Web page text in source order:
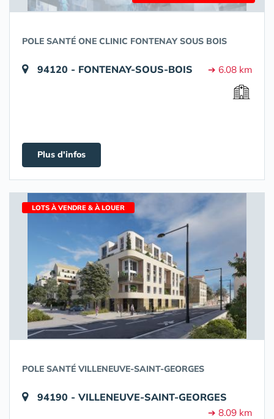
POLE SANTÉ ONE CLINIC FONTENAY SOUS BOIS
94120 - FONTENAY-SOUS-BOIS ➔ 6.08 km
Plus d'infos
LOTS À VENDRE & À LOUER
POLE SANTÉ VILLENEUVE-SAINT-GEORGES
94190 - VILLENEUVE-SAINT-GEORGES
➔ 8.09 km